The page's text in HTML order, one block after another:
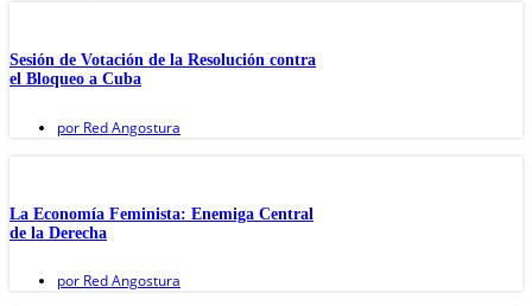
Sesión de Votación de la Resolución contra
el Bloqueo a Cuba
por Red Angostura
La Economía Feminista: Enemiga Central
de la Derecha
por Red Angostura